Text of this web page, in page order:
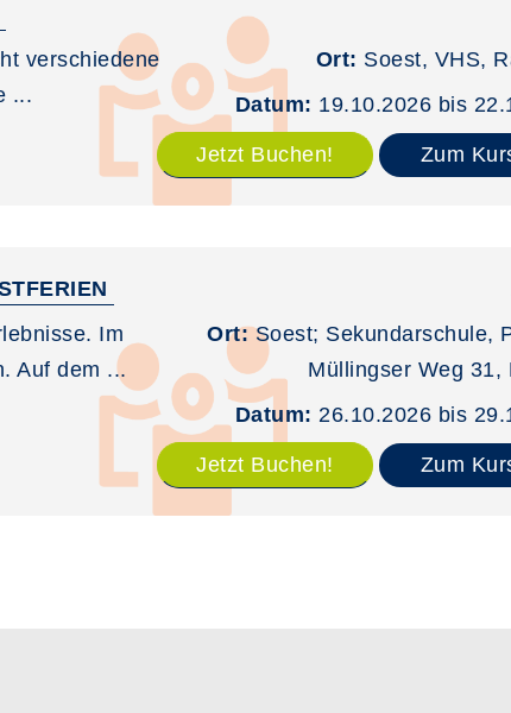
verschiedene
...
Ort: Soest, VHS,
Datum: 19.10.2026 bis
Jetzt Buchen! Zum
Im
Auf dem ...
Ort:Soest; Sekundarschule,
Müllingser Weg 31,
Datum: 26.10.2026 bis
Jetzt Buchen! Zum